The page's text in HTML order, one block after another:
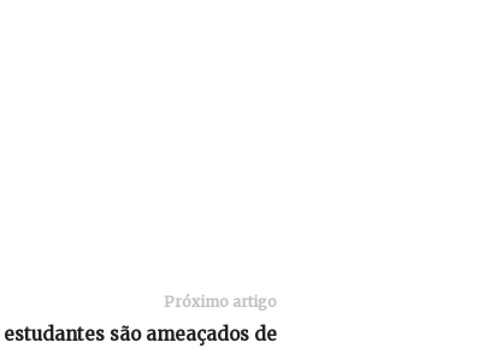
Próximo artigo
estudantes são ameaçados de